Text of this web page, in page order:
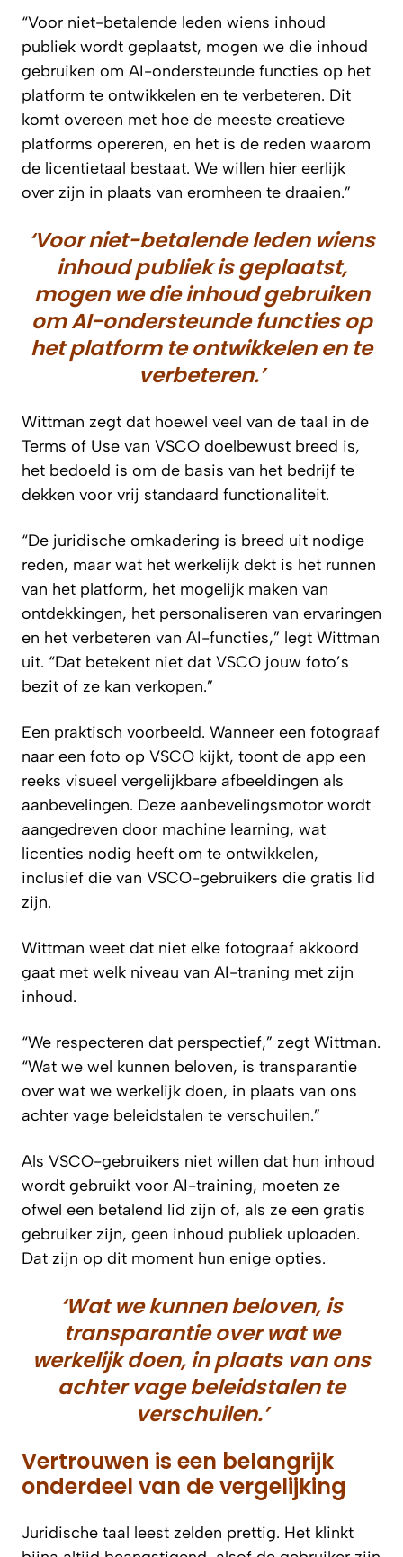
“Voor niet-betalende leden wiens inhoud
publiek wordt geplaatst, mogen we die inhoud
gebruiken om AI-ondersteunde functies op het
platform te ontwikkelen en te verbeteren. Dit
komt overeen met hoe de meeste creatieve
platforms opereren, en het is de reden waarom
de licentietaal bestaat. We willen hier eerlijk
over zijn in plaats van eromheen te draaien.”
‘Voor niet-betalende leden wiens
inhoud publiek is geplaatst,
mogen we die inhoud gebruiken
om AI-ondersteunde functies op
het platform te ontwikkelen en te
verbeteren.’
Wittman zegt dat hoewel veel van de taal in de
Terms of Use van VSCO doelbewust breed is,
het bedoeld is om de basis van het bedrijf te
dekken voor vrij standaard functionaliteit.
“De juridische omkadering is breed uit nodige
reden, maar wat het werkelijk dekt is het runnen
van het platform, het mogelijk maken van
ontdekkingen, het personaliseren van ervaringen
en het verbeteren van AI-functies,” legt Wittman
uit. “Dat betekent niet dat VSCO jouw foto’s
bezit of ze kan verkopen.”
Een praktisch voorbeeld. Wanneer een fotograaf
naar een foto op VSCO kijkt, toont de app een
reeks visueel vergelijkbare afbeeldingen als
aanbevelingen. Deze aanbevelingsmotor wordt
aangedreven door machine learning, wat
licenties nodig heeft om te ontwikkelen,
inclusief die van VSCO-gebruikers die gratis lid
zijn.
Wittman weet dat niet elke fotograaf akkoord
gaat met welk niveau van AI-traning met zijn
inhoud.
“We respecteren dat perspectief,” zegt Wittman.
“Wat we wel kunnen beloven, is transparantie
over wat we werkelijk doen, in plaats van ons
achter vage beleids­talen te verschuilen.”
Als VSCO-gebruikers niet willen dat hun inhoud
wordt gebruikt voor AI-training, moeten ze
ofwel een betalend lid zijn of, als ze een gratis
gebruiker zijn, geen inhoud publiek uploaden.
Dat zijn op dit moment hun enige opties.
‘Wat we kunnen beloven, is
transparantie over wat we
werkelijk doen, in plaats van ons
achter vage beleids­talen te
verschuilen.’
Vertrouwen is een belangrijk
onderdeel van de vergelijking
Juridische taal leest zelden prettig. Het klinkt